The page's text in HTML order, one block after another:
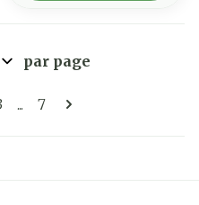
actuellement la page
... Page
7
par page